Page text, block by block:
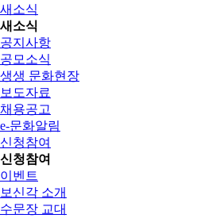
새소식
새소식
공지사항
공모소식
생생 문화현장
보도자료
채용공고
e-문화알림
신청참여
신청참여
이벤트
보신각 소개
수문장 교대